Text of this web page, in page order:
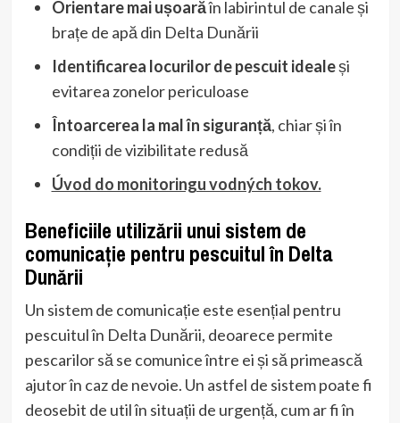
Orientare mai ușoarăîn labirintul de canale și
brațe de apă din Delta Dunării
Identificarea locurilor de pescuit idealeși
evitarea zonelor periculoase
Întoarcerea la mal în siguranță, chiar și în
condiții de vizibilitate redusă
Úvod do monitoringu vodných tokov.
Beneficiile utilizării unui sistem de
comunicație pentru pescuitul în Delta
Dunării
Un sistem de comunicație este esențial pentru
pescuitul în Delta Dunării, deoarece permite
pescarilor să se comunice între ei și să primească
ajutor în caz de nevoie. Un astfel de sistem poate fi
deosebit de util în situații de urgență, cum ar fi în